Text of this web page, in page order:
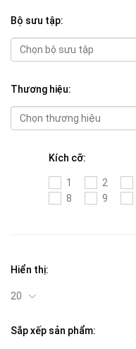
Bộ sưu tập:
Thương hiệu:
Kích cỡ:
1 2
8
9
Hiển thị:
20
Sắp xếp sản phẩm: